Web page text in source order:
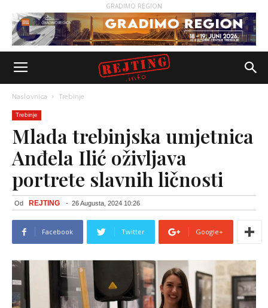
GRADIMO REGION
Naslovnica Trebinje
Trebinje
Mlada trebinjska umjetnica
Anđela Ilić oživljava
portrete slavnih ličnosti
Od REJTING - 26 Augusta, 2024 10:26
Facebook Twitter Google+